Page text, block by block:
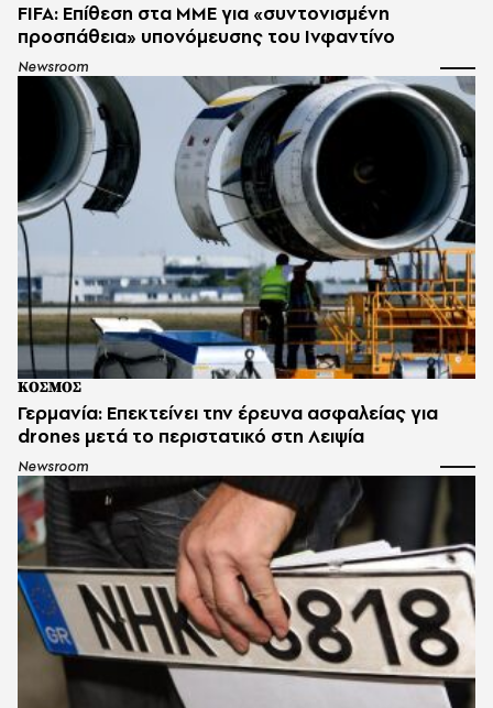
FIFA: Επίθεση στα ΜΜΕ για «συντονισμένη
προσπάθεια» υπονόμευσης του Ινφαντίνο
Newsroom
ΚΟΣΜΟΣ
Γερμανία: Επεκτείνει την έρευνα ασφαλείας για
drones μετά το περιστατικό στη Λειψία
Newsroom